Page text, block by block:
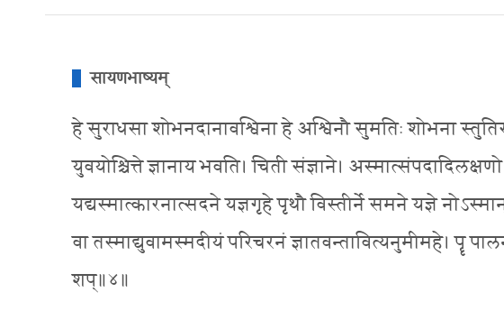
सायणभाष्यम्
हे सुराधसा शोभनदानावश्विना हे अश्विनौ सुमतिः शोभना
युवयोश्चित्ते ज्ञानाय भवति। चिती संज्ञाने।
यद्यस्मात्कारनात्सदने यज्ञगृहे पृथौ विस्तीर्ने समने यज्ञे
वा तस्माद्युवामस्मदीयं परिचरनं ज्ञातवन्तावित्यनुमीमहे। पॄ
शप्॥४॥